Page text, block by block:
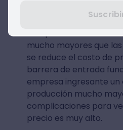
1. Economías de escala
compañías alcanzan
mucho mayores que
se reduce el costo de
barrera de entrada
empresa ingresante un
producción mucho
complicaciones para
precio es muy alto.